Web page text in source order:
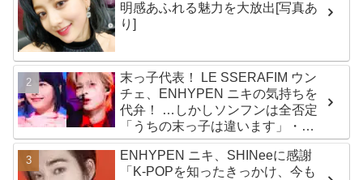
明感あふれる魅力を大放出[写真あ
り]
末っ子代表！ LE SSERAFIM ウン
チェ、ENHYPEN ニキの気持ちを
代弁！ …しかしソンフンは全否定
「うちの末っ子は違います」・・
かわいすぎる２人の会話に爆笑
ENHYPEN ニキ、SHINeeに感謝
「K-POPを知ったきっかけ、今も